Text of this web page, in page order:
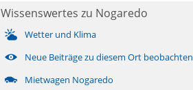
Wissenswertes zu Nogaredo
Wetter und Klima
Neue Beiträge zu diesem Ort beobachten
Mietwagen Nogaredo